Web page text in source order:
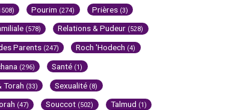
Pourim (274) Prières (3)
(578) Relations & Pudeur (528)
Parents (247) Roch 'Hodech (4)
(296) Santé (1)
Torah (33) Sexualité (8)
(47) Souccot (502) Talmud (1)